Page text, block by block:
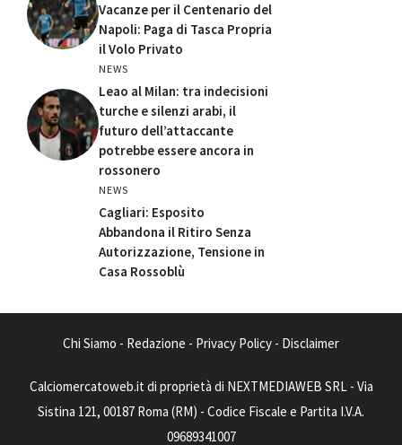
Vacanze per il Centenario del
Napoli: Paga di Tasca Propria
il Volo Privato
NEWS
Leao al Milan: tra indecisioni
turche e silenzi arabi, il
futuro dell’attaccante
potrebbe essere ancora in
rossonero
NEWS
Cagliari: Esposito
Abbandona il Ritiro Senza
Autorizzazione, Tensione in
Casa Rossoblù
Chi Siamo - Redazione - Privacy Policy - Disclaimer
Calciomercatoweb.it di proprietà di NEXTMEDIAWEB SRL - Via
Sistina 121, 00187 Roma (RM) - Codice Fiscale e Partita I.V.A.
09689341007